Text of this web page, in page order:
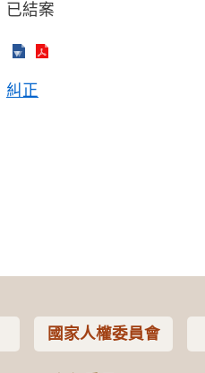
已結案
糾正
國家人權委員會